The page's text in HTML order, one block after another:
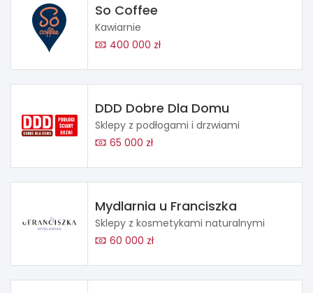
So Coffee
Kawiarnie
400 000 zł
DDD Dobre Dla Domu
Sklepy z podłogami i drzwiami
65 000 zł
Mydlarnia u Franciszka
Sklepy z kosmetykami naturalnymi
60 000 zł